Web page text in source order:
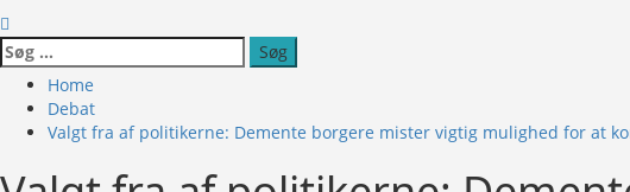
Søg
efter:
Home
Debat
Valgt fra af politikerne: Demente borgere mister vigtig mulighed for at